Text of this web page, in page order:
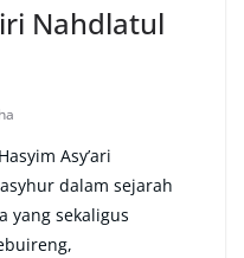
Nahdlatul
Asy’ari
dalam sejarah
yang sekaligus